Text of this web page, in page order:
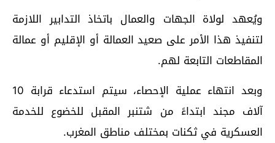
ويُعهد لولاة الجهات والعمال باتخاذ التدابير اللازمة
لتنفيذ هذا الأمر على صعيد العمالة أو الإقليم أو عمالة
المقاطعات التابعة لهم.
وبعد انتهاء عملية الإحصاء، سيتم استدعاء قرابة 10
آلاف مجند ابتداءً من شتنبر المقبل للخضوع للخدمة
العسكرية في ثكنات بمختلف مناطق المغرب.